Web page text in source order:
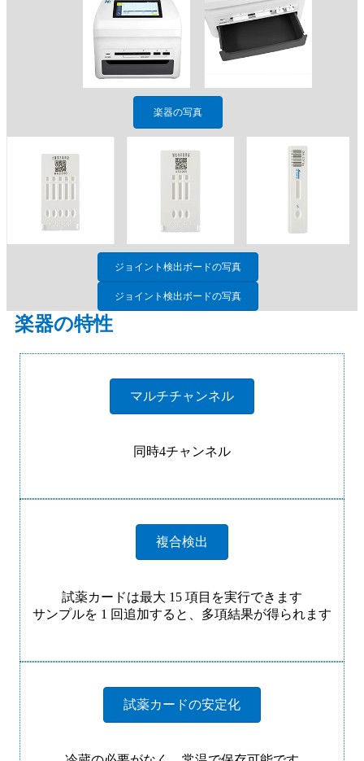
楽器の写真
ジョイント検出ボードの写真
ジョイント検出ボードの写真
楽器の特性
マルチチャンネル
同時4チャンネル
複合検出
試薬カードは最大 15 項目を実行できます
サンプルを 1 回追加すると、多項結果が得られます
試薬カードの安定化